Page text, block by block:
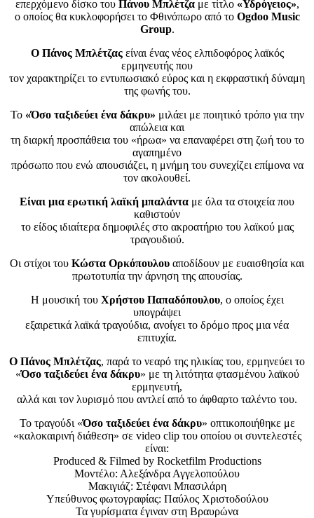
επερχόμενο δίσκο του Πάνου Μπλέτζαμε τίτλο «Υδρόγειος»,
ο οποίος θα κυκλοφορήσει το Φθινόπωρο από το Ogdoo Music
Group.
O Πάνος Μπλέτζαςείναι ένας νέος ελπιδοφόρος λαϊκός
ερμηνευτής που
τον χαρακτηρίζει το εντυπωσιακό εύρος και η εκφραστική δύναμη
της φωνής του.
Το «Όσο ταξιδεύει ένα δάκρυ» μιλάει με ποιητικό τρόπο για την
απώλεια και
τη διαρκή προσπάθεια του «ήρωα» να επαναφέρει στη ζωή του το
αγαπημένο
πρόσωπο που ενώ απουσιάζει, η μνήμη του συνεχίζει επίμονα να
τον ακολουθεί.
Είναι μια ερωτική λαϊκή μπαλάντα με όλα τα στοιχεία που
καθιστούν
το είδος ιδιαίτερα δημοφιλές στο ακροατήριο του λαϊκού μας
τραγουδιού.
Οι στίχοι του Κώστα Ορκόπουλου αποδίδουν με ευαισθησία και
πρωτοτυπία την άρνηση της απουσίας.
Η μουσική του Χρήστου Παπαδόπουλου, ο οποίος έχει
υπογράψει
εξαιρετικά λαϊκά τραγούδια, ανοίγει το δρόμο προς μια νέα
επιτυχία.
Ο Πάνος Μπλέτζας, παρά το νεαρό της ηλικίας του, ερμηνεύει το
«Όσο ταξιδεύει ένα δάκρυ» με τη λιτότητα φτασμένου λαϊκού
ερμηνευτή,
αλλά και τον λυρισμό που αντλεί από το άφθαρτο ταλέντο του.
Το τραγούδι «Όσο ταξιδεύει ένα δάκρυ» οπτικοποιήθηκε με
«καλοκαιρινή διάθεση» σε video clip του οποίου οι συντελεστές
είναι:
Produced & Filmed by Rocketfilm Productions
Μοντέλο: Αλεξάνδρα Αγγελοπούλου
Μακιγιάζ: Στέφανι Μπασιλάρη
Υπεύθυνος φωτογραφίας: Παύλος Χριστοδούλου
Τα γυρίσματα έγιναν στη Βραυρώνα